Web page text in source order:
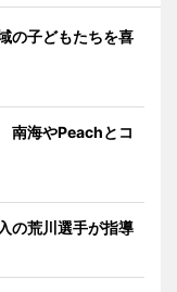
の子どもたちを喜
南海やPeachとコ
の荒川選手が指導